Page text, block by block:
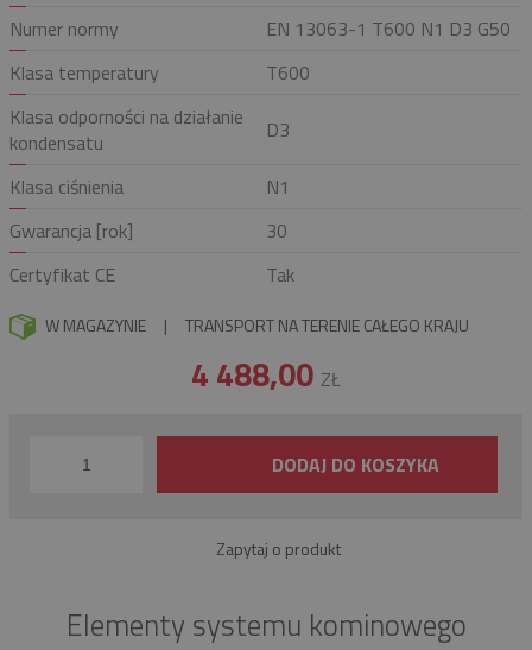
Numer normy
EN 13063-1 T600 N1 D3 G50
Klasa temperatury
T600
Klasa odporności na działanie
kondensatu
D3
Klasa ciśnienia
N1
Gwarancja [rok]
30
Certyfikat CE
Tak
W MAGAZYNIE | TRANSPORT NA TERENIE CAŁEGO KRAJU
4 488,00 ZŁ
DODAJ DO KOSZYKA
Zapytaj o produkt
Elementy systemu kominowego